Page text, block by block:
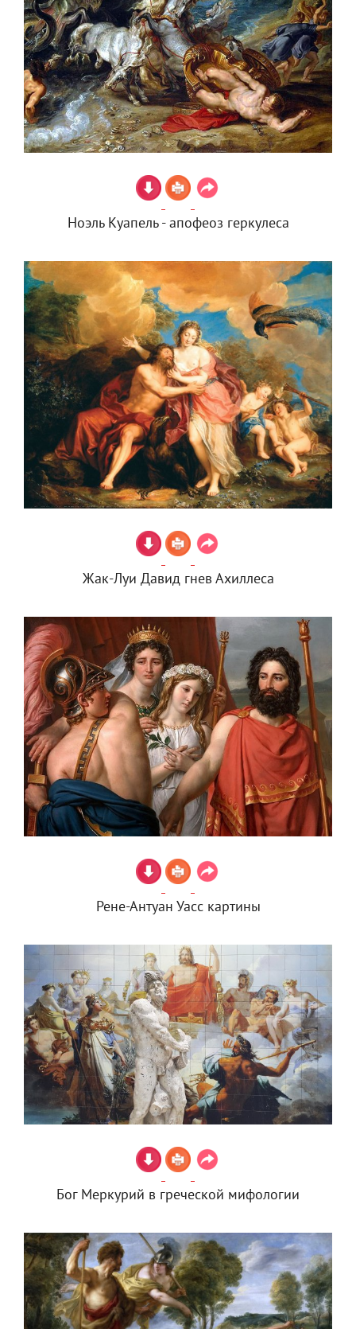
Ноэль Куапель - апофеоз геркулеса
Жак-Луи Давид гнев Ахиллеса
Рене-Антуан Уасс картины
Бог Меркурий в греческой мифологии